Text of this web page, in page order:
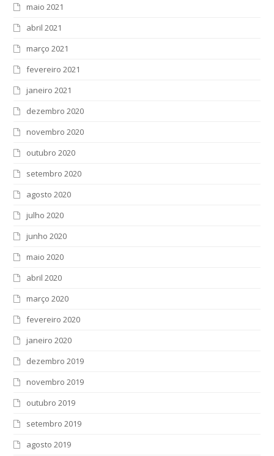
maio 2021
abril 2021
março 2021
fevereiro 2021
janeiro 2021
dezembro 2020
novembro 2020
outubro 2020
setembro 2020
agosto 2020
julho 2020
junho 2020
maio 2020
abril 2020
março 2020
fevereiro 2020
janeiro 2020
dezembro 2019
novembro 2019
outubro 2019
setembro 2019
agosto 2019